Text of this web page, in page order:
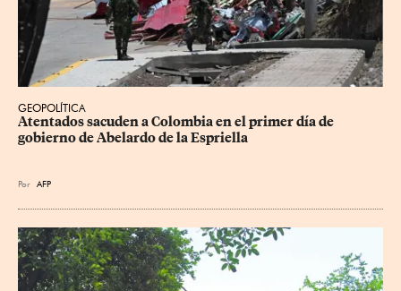
GEOPOLÍTICA
Atentados sacuden a Colombia en el primer día de
gobierno de Abelardo de la Espriella
Por AFP